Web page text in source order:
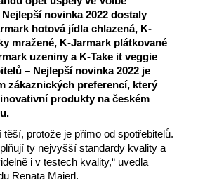
novinka 2022 dostaly
hotová jídla chlazená, K-
mražené, K-Jarmark plátkované
uzeniny a K-Take it veggie
– Nejlepší novinka 2022 je
zákaznických preferencí, který
produkty na českém
těší, protože je přímo od spotřebitelů.
ty nejvyšší standardy kvality a
i v testech kvality,“ uvedla
Renata Maierl.